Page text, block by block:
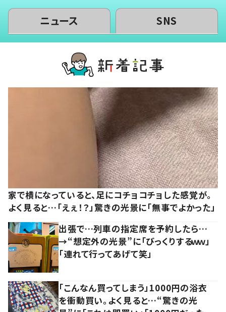
ニュース SNS
家で横になっていると、足にコチョコチョした感覚が。
よく見ると…「えぇ！？」驚きの光景に「無事でよかった」
出張で…列車の指定席を予約したら…
→“想定外の光景”に「びっくりするｗｗ」
「連れて行ってあげて笑」
「こんなん買ってしまう」1000円の浴衣
を衝動買い。よく見ると…“驚きの光